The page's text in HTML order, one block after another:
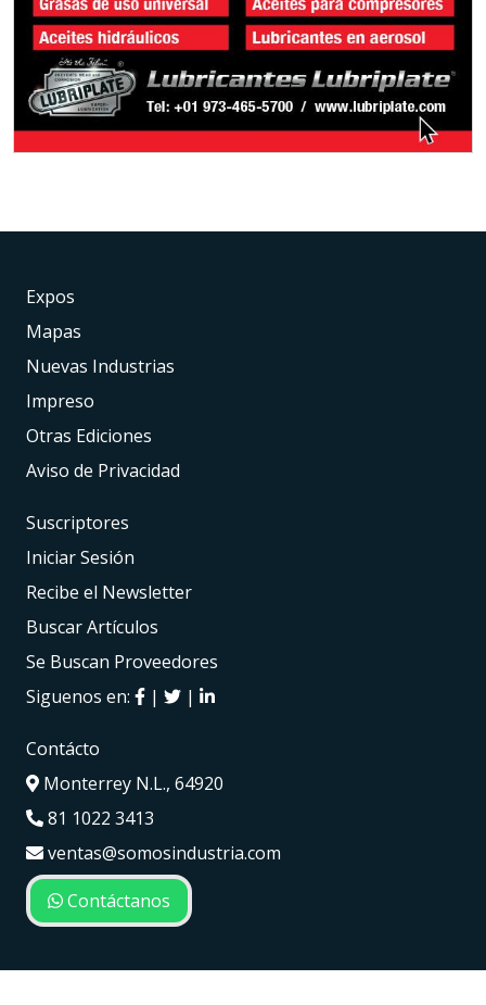
Expos
Mapas
Nuevas Industrias
Impreso
Otras Ediciones
Aviso de Privacidad
Suscriptores
Iniciar Sesión
Recibe el Newsletter
Buscar Artículos
Se Buscan Proveedores
Siguenos en:
| |
Contácto
Monterrey N.L., 64920
81 1022 3413
ventas@somosindustria.com
Contáctanos